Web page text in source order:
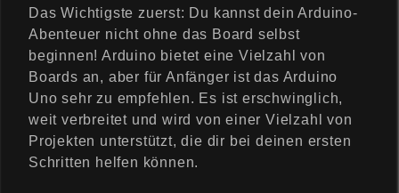
Das Wichtigste zuerst: Du kannst dein Arduino-
Abenteuer nicht ohne das Board selbst
beginnen! Arduino bietet eine Vielzahl von
Boards an, aber für Anfänger ist das Arduino
Uno sehr zu empfehlen. Es ist erschwinglich,
weit verbreitet und wird von einer Vielzahl von
Projekten unterstützt, die dir bei deinen ersten
Schritten helfen können.